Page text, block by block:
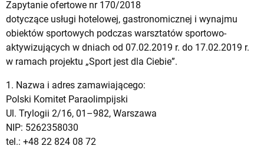
Zapytanie ofertowe nr 170/2018
dotyczące usługi hotelowej, gastronomicznej i wynajmu
obiektów sportowych podczas warsztatów sportowo-
aktywizujących w dniach od 07.02.2019 r. do 17.02.2019 r.
w ramach projektu „Sport jest dla Ciebie”.
1. Nazwa i adres zamawiającego:
Polski Komitet Paraolimpijski
Ul. Trylogii 2/16, 01–982, Warszawa
NIP: 5262358030
tel.: +48 22 824 08 72